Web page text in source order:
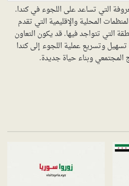
التي تساعد على اللجوء في كندا.
المحلية والإقليمية التي تقدم
التي تتواجد فيها. قد يكون التعاون
وتسريع عملية اللجوء إلى كندا
المجتمعي وبناء حياة جديدة.